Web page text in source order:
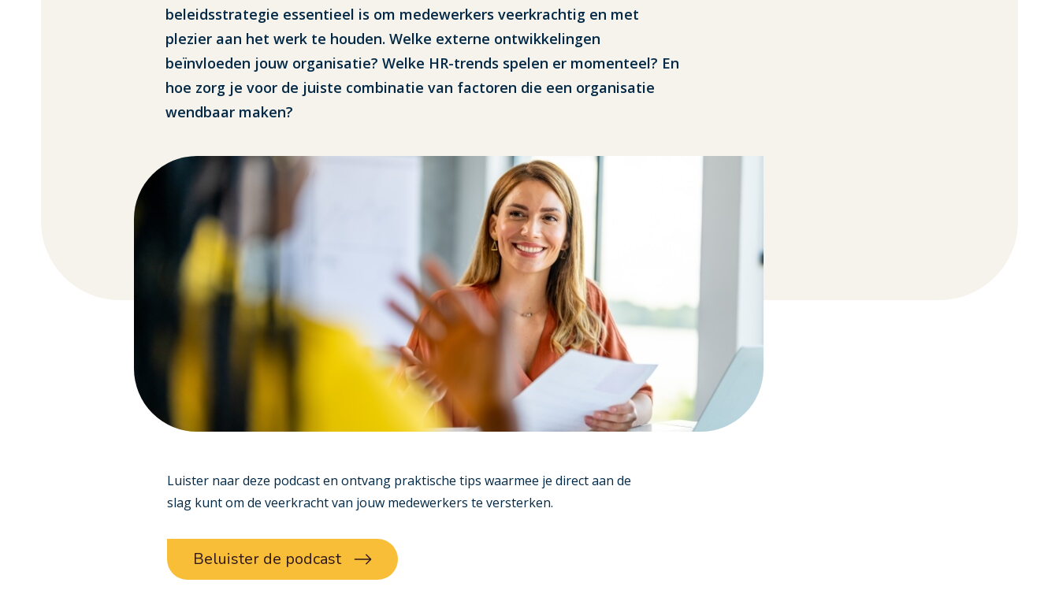
beleidsstrategie essentieel is om medewerkers veerkrachtig en met
plezier aan het werk te houden. Welke externe ontwikkelingen
beïnvloeden jouw organisatie? Welke HR-trends spelen er momenteel? En
hoe zorg je voor de juiste combinatie van factoren die een organisatie
wendbaar maken?
Luister naar deze podcast en ontvang praktische tips waarmee je direct aan de
slag kunt om de veerkracht van jouw medewerkers te versterken.
Beluister de podcast